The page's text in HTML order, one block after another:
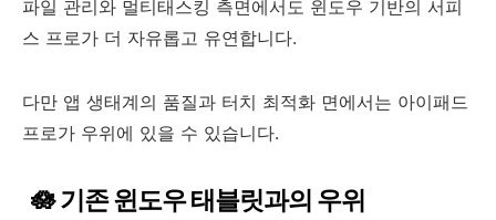
파일 관리와 멀티태스킹 측면에서도 윈도우 기반의 서피
스 프로가 더 자유롭고 유연합니다.
다만 앱 생태계의 품질과 터치 최적화 면에서는 아이패드
프로가 우위에 있을 수 있습니다.
🪷 기존 윈도우 태블릿과의 우위